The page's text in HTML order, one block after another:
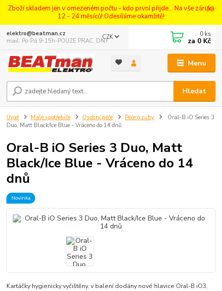
Zboží skladem jen v omezeném počtu - kdo první přijde... Na vše záruka
12 - 24 měsíců! Odesíláme okamžitě!
Menu
CZK
Hledat
elektro@beatman.cz
mail: Po-Pá:9-15h-POUZE PRAC. DNY
0 ks
za 0 Kč
Úvod Malé spotřebiče Osobní péče Péče o zuby
Oral-B iO Series 3
Duo, Matt Black/Ice Blue - Vráceno do 14 dnů
Oral-B iO Series 3 Duo, Matt
Black/Ice Blue - Vráceno do 14
dnů
Novinka
Kartáčky hygienicky vyčištěny, v balení dodány nové hlavice Oral-B iO3,